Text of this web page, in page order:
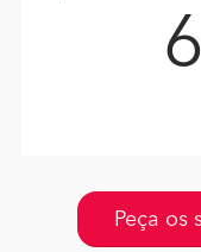
Peça os